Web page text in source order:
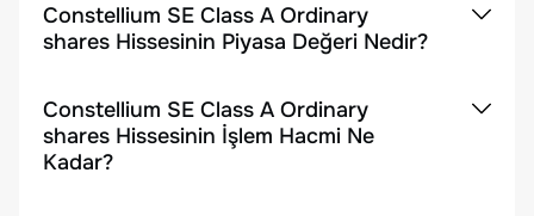
Constellium SE Class A Ordinary
shares Hissesinin Piyasa Değeri Nedir?
Constellium SE Class A Ordinary
shares Hissesinin İşlem Hacmi Ne
Kadar?